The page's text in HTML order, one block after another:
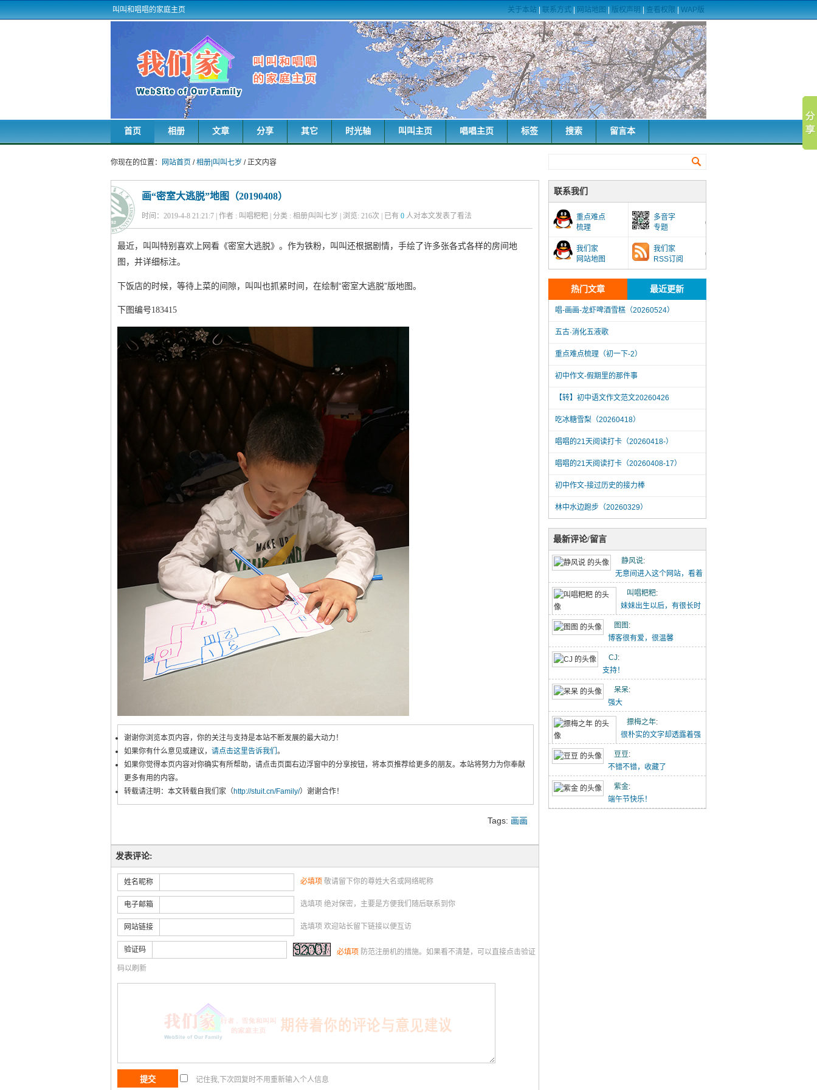
关于本站 联系方式 网站地图 版权声明 查看权限 WAP版
叫叫和唱唱的家庭主页
首页 相册 文章 分享 其它 时光轴 叫叫主页 唱唱主页 标签 搜索 留言本
你现在的位置： 网站首页 /相册|叫叫七岁 / 正文内容
画“密室大逃脱”地图（20190408）
时间：2019-4-8 21:21:7 | 作者 : 叫唱粑粑 | 分类 : 相册|叫叫七岁 | 浏览: 216次 | 已有 0 人对本文发表了看法
最近，叫叫特别喜欢上网看《密室大逃脱》。作为铁粉，叫叫还根据剧情，手绘了许多张各式各样的房间地
图，并详细标注。
下饭店的时候，等待上菜的间隙，叫叫也抓紧时间，在绘制“密室大逃脱”版地图。
下图编号183415
谢谢你浏览本页内容，你的关注与支持是本站不断发展的最大动力！
如果你有什么意见或建议， 请点击这里告诉我们 。
如果你觉得本页内容对你确实有所帮助，请点击页面右边浮窗中的分享按钮，将本页推荐给更多的朋友。本站将努力为你奉献
更多有用的内容。
转载请注明：本文转载自我们家（http://stuit.cn/Family/）谢谢合作！
Tags: 画画
发表评论:
姓名昵称 必填项 敬请留下你的尊姓大名或网络昵称
电子邮箱 选填项 绝对保密，主要是方便我们随后联系到你
网站链接 选填项 欢迎站长留下链接以便互访
验证码 必填项 防范注册机的措施。如果看不清楚，可以直接点击验证
码以刷新
记住我,下次回复时不用重新输入个人信息
联系我们
重点难点
梳理
多音字
专题
我们家
网站地图
我们家
RSS订阅
热门文章 最近更新
唱-画画-龙虾啤酒雪糕（20260524）
五古·消化五液歌
重点难点梳理（初一下-2）
初中作文-假期里的那件事
【转】初中语文作文范文20260426
吃冰糖雪梨（20260418）
唱唱的21天阅读打卡（20260418-）
唱唱的21天阅读打卡（20260408-17）
初中作文-接过历史的接力棒
林中水边跑步（20260329）
唱-画画-龙虾啤酒雪糕（20260524）
五古·消化五液歌
重点难点梳理（初一下-2）
初中作文-假期里的那件事
【转】初中语文作文范文20260426
吃冰糖雪梨（20260418）
唱唱的21天阅读打卡（20260418-）
林中水边跑步（20260329）
小猪佩奇手推车（20260329）
喝酸奶看动画片被发现了（20260329）
最新评论/留言
静风说:
无意间进入这个网站，看着
点滴记录的文章能感...
叫唱粑粑:
妹妹出生以后，有很长时
图图 :
博客很有爱，很温馨
CJ:
支持！
呆呆:
强大
摽梅之年:
很朴实的文字却透露着强
豆豆 :
不错不错，收藏了
紫金:
端午节快乐！